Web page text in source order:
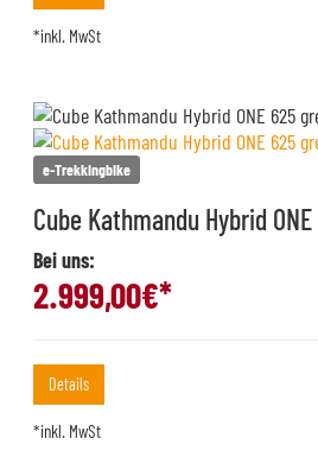
*inkl. MwSt
e-Trekkingbike
Cube Kathmandu Hybrid
Bei uns:
2.999,00€*
Details
*inkl. MwSt